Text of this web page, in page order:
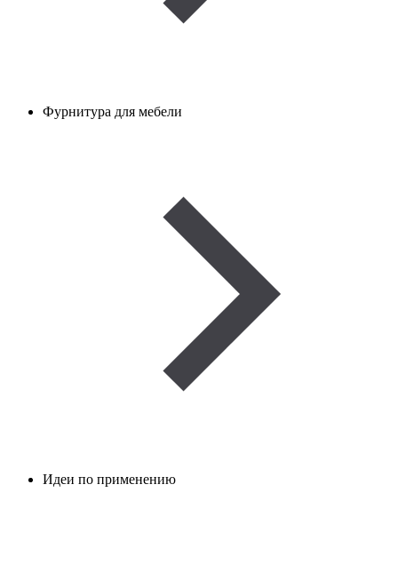
Фурнитура для мебели
Идеи по применению